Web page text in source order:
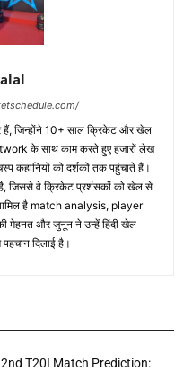
हैं, जिन्होंने 10+ साल क्रिकेट और खेल
के साथ काम करते हुए हजारों लेख
कहानियों को दर्शकों तक पहुंचाते हैं।
जिससे वे क्रिकेट प्रशंसकों को खेल से
है match analysis, player
मेहनत और जुनून ने उन्हें हिंदी खेल
दिलाई है।
2nd T20I Match Prediction: